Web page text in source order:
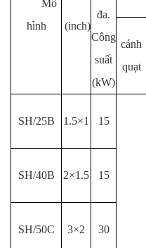
Mô
hình
(inch)
đa.
Công
suất
(kW)
cánh
quạt
SH/25B 1.5×1 15
SH/40B 2×1.5 15
SH/50C 3×2 30